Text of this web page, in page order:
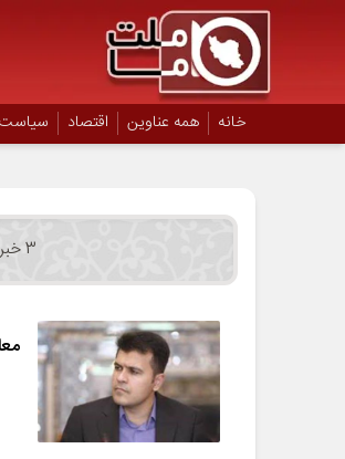
خانه همه عناوین اقتصاد
3 خبر بر اساس کلید واژه